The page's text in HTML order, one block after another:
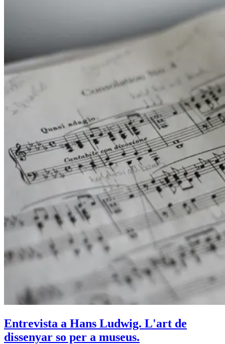
Entrevista a Hans Ludwig. L'art de
dissenyar so per a museus.